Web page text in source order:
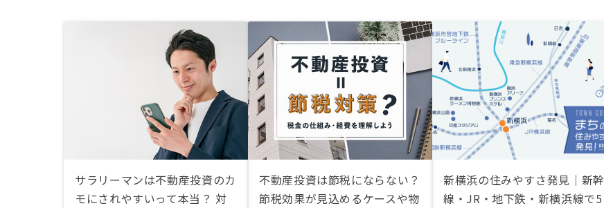
サラリーマンは不動産投資のカ
モにされやすいって本当？ 対
不動産投資は節税にならない？
節税効果が見込めるケースや物
新横浜の住みやすさ発見｜新幹
線・JR・地下鉄・新横浜線で5